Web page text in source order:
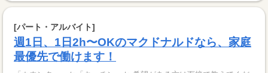
[パート・アルバイト]
週1日、1日2h〜OKのマクドナルドなら、家庭
最優先で働けます！